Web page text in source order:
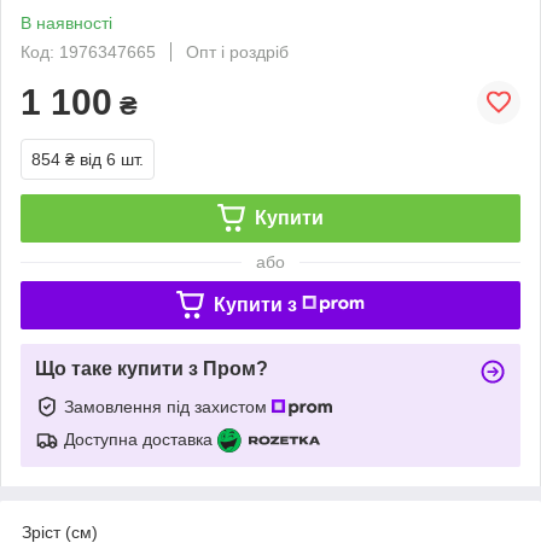
В наявності
Код: 1976347665
Опт і роздріб
1 100 ₴
854 ₴ від 6 шт.
Купити
або
Купити з
Що таке купити з Пром?
Замовлення під захистом
Доступна доставка
Зріст (см)